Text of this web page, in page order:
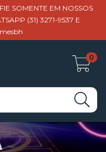
SOMENTE EM NOSSOS
(31) 3271-9537 E
0